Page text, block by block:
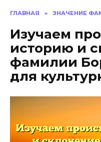
ГЛАВНАЯ » ЗНАЧЕНИЕ
Изучаем
историю и
фамилии
для